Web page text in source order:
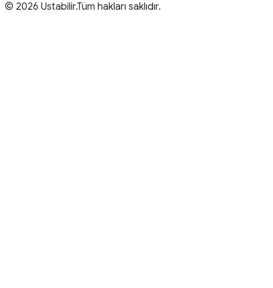
© 2026 Ustabilir.Tüm hakları saklıdır.